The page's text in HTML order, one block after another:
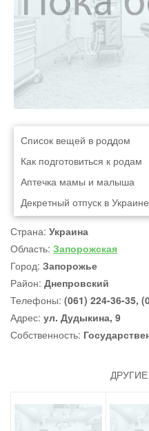
Список вещей в роддом
Как подготовиться к родам
Аптечка мамы и малыша
Декретный отпуск в Украине
Страна: Украина
Область: Запорожская
Город: Запорожье
Район: Днепровский
Телефоны: (061) 224-36-35,
Адрес: ул. Дудыкина, 9
Собственность: